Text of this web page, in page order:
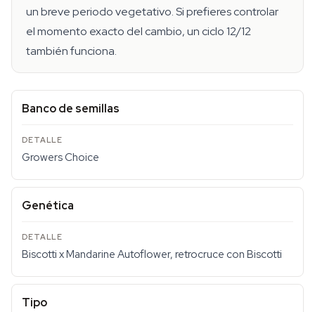
un breve periodo vegetativo. Si prefieres controlar
el momento exacto del cambio, un ciclo 12/12
también funciona.
Banco de semillas
Growers Choice
Genética
Biscotti x Mandarine Autoflower, retrocruce con Biscotti
Tipo